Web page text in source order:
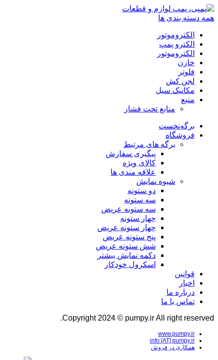
همه دسته بندی ها
الکتروموتور
الکترو پمپ
الکتروموتور
خازن
فلوتر
لجن کش
مکانیک سیل
منبع
منابع تحت فشار
برگه‌نخست
فروشگاه
برگه های مرتبط
پیگیری سفارش
کالای ویژه
علاقه مندی ها
شیوه نمایش
دو ستونه
سه ستونه
سه ستونه عریض
چهار ستونه
چهار ستونه عریض
پنج ستونه عریض
شش ستونه عریض
دکمه نمایش بیشتر
اسکرول خودکار
قوانین
اخبار
درباره ما
تماس با ما
Copyright 2024 © pumpy.ir All right reserved.
www.pumpy.ir
info [AT] pumpy.ir
همکاری در فروش